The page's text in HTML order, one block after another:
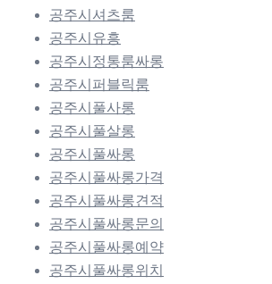
공주시셔츠룸
공주시유흥
공주시정통룸싸롱
공주시퍼블릭룸
공주시풀사롱
공주시풀살롱
공주시풀싸롱
공주시풀싸롱가격
공주시풀싸롱견적
공주시풀싸롱문의
공주시풀싸롱예약
공주시풀싸롱위치